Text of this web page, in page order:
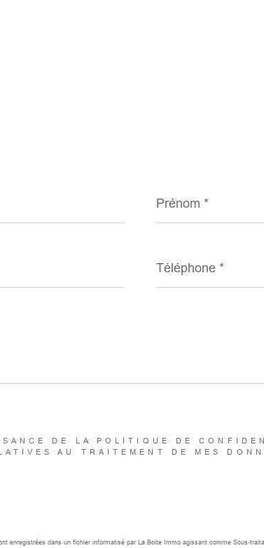
*
*
DE LA POLITIQUE DE
AU TRAITEMENT DE MES
enregistrées dans un fichier informatisé par La Boite Immo agissant comme Sous-